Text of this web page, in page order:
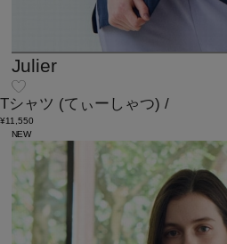
Julier
Tシャツ (てぃーしゃつ) /
¥11,550
NEW